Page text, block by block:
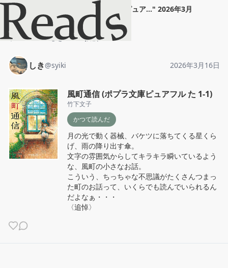
風町通信 (ポプラ文庫ピュア..." 2026年3月
16日
ホーム
しき 投稿
しき@syiki 2026年3月16日
風町通信 (ポプラ文庫ピュアフル た 1-1)
竹下文子
かつて読んだ
月の光で動く器械、バケツに落ちてくる星くら
げ、雨の降り出す傘。
文字の雰囲気からしてキラキラ瞬いているよう
な、風町の小さなお話。
こういう、ちっちゃな不思議がたくさんつまっ
た町のお話って、いくらでも読んでいられるん
だよなぁ・・・
〈追悼〉